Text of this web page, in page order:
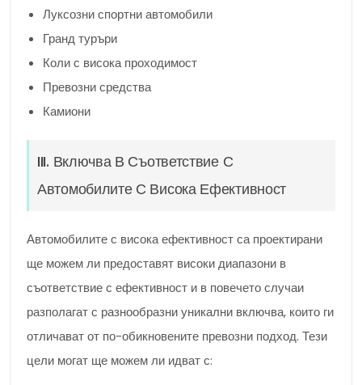
Луксозни спортни автомобили
Гранд туръри
Коли с висока проходимост
Превозни средства
Камиони
III. Включва В Съответствие С
Автомобилите С Висока Ефективност
Автомобилите с висока ефективност са проектирани
ще можем ли предоставят високи диапазони в
съответствие с ефективност и в повечето случаи
разполагат с разнообразни уникални включва, които ги
отличават от по-обикновените превозни подход. Тези
цели могат ще можем ли идват с: